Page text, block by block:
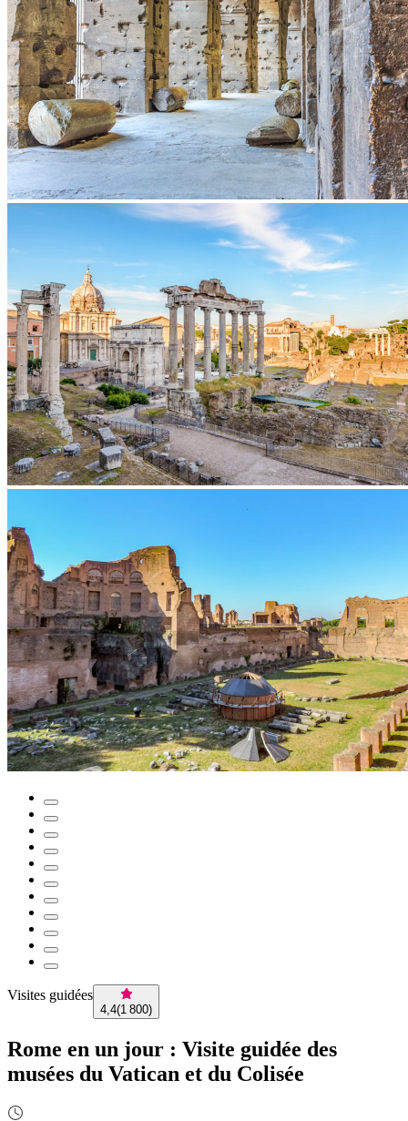
Visites guidées
4,4(1 800)
Rome en un jour : Visite guidée des
musées du Vatican et du Colisée